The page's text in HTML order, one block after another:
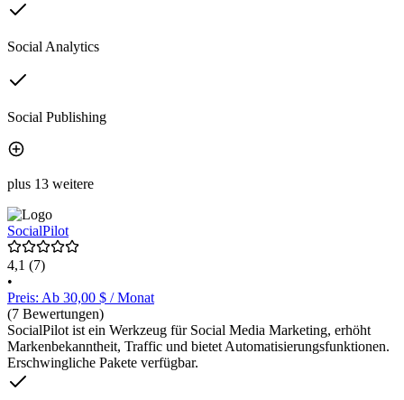
Social Analytics
Social Publishing
plus 13 weitere
SocialPilot
4,1 (7)
•
Preis: Ab 30,00 $ / Monat
(7 Bewertungen)
SocialPilot ist ein Werkzeug für Social Media Marketing, erhöht
Markenbekanntheit, Traffic und bietet Automatisierungsfunktionen.
Erschwingliche Pakete verfügbar.